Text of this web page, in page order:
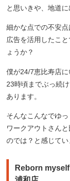
と思いきや、地道
細かな点での不安
広告を活用したこ
ょうか？
僕が24/7恵比寿店
23時頃までぶっ続
あります。
そんなこんなでゆ
ワークアウトさん
のでは？と感じてい
Reborn myself